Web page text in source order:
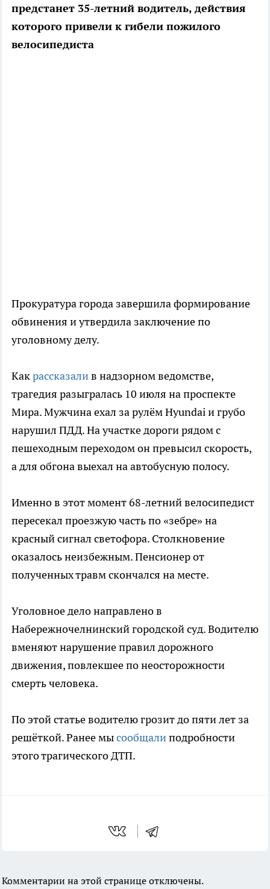
предстанет 35-летний водитель, действия
которого привели к гибели пожилого
велосипедиста
Прокуратура города завершила формирование
обвинения и утвердила заключение по
уголовному делу.
Какрассказалив надзорном ведомстве,
трагедия разыгралась 10 июля на проспекте
Мира. Мужчина ехал за рулём Hyundai и грубо
нарушил ПДД. На участке дороги рядом с
пешеходным переходом он превысил скорость,
а для обгона выехал на автобусную полосу.
Именно в этот момент 68-летний велосипедист
пересекал проезжую часть по «зебре» на
красный сигнал светофора. Столкновение
оказалось неизбежным. Пенсионер от
полученных травм скончался на месте.
Уголовное дело направлено в
Набережночелнинский городской суд. Водителю
вменяют нарушение правил дорожного
движения, повлекшее по неосторожности
смерть человека.
По этой статье водителю грозит до пяти лет за
решёткой. Ранее мысообщалиподробности
этого трагического ДТП.
Комментарии на этой странице отключены.